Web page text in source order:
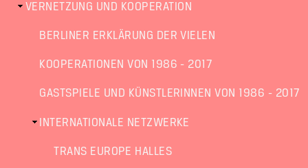
VERNETZUNG UND KOOPERATION
BERLINER ERKLÄRUNG DER VIELEN
KOOPERATIONEN VON 1986 - 2017
GASTSPIELE UND KÜNSTLERINNEN VON 1986 - 2017
INTERNATIONALE NETZWERKE
TRANS EUROPE HALLES